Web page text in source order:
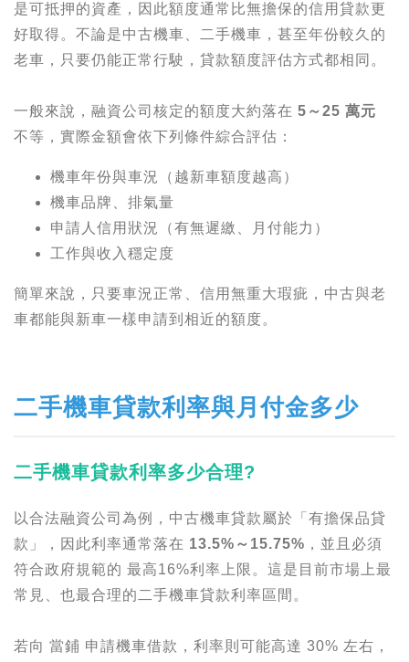
是可抵押的資產，因此額度通常比無擔保的信用貸款更
好取得。不論是中古機車、二手機車，甚至年份較久的
老車，只要仍能正常行駛，貸款額度評估方式都相同。
一般來說，融資公司核定的額度大約落在 5～25 萬元
不等，實際金額會依下列條件綜合評估：
機車年份與車況（越新車額度越高）
機車品牌、排氣量
申請人信用狀況（有無遲繳、月付能力）
工作與收入穩定度
簡單來說，只要車況正常、信用無重大瑕疵，中古與老
車都能與新車一樣申請到相近的額度。
二手機車貸款利率與月付金多少
二手機車貸款利率多少合理?
以合法融資公司為例，中古機車貸款屬於「有擔保品貸
款」，因此利率通常落在 13.5%～15.75% ，並且必須
符合政府規範的 最高16%利率上限。這是目前市場上最
常見、也最合理的二手機車貸款利率區間。
若向 當鋪 申請機車借款，利率則可能高達 30% 左右，